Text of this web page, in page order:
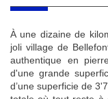
À une dizaine de
joli village de
authentique en
d'une grande
d’une superficie de